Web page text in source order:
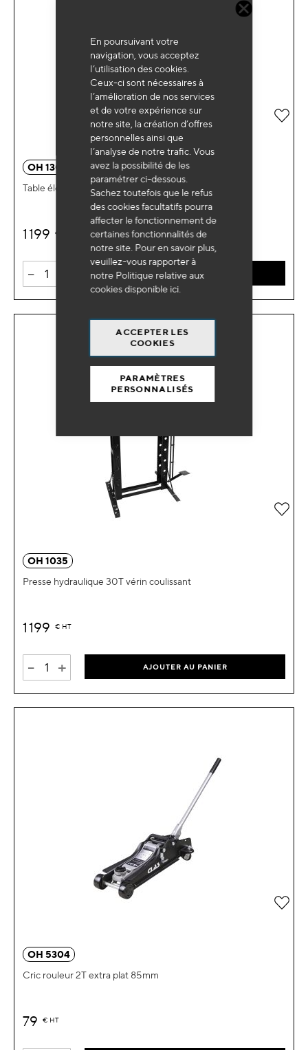
En poursuivant votre
navigation, vous acceptez
l’utilisation des cookies.
Ceux-ci sont nécessaires à
l’amélioration de nos services
et de votre expérience sur
notre site, la création d’offres
personnelles ainsi que
l’analyse de notre trafic. Vous
avez la possibilité de les
paramétrer ci-dessous.
Sachez toutefois que le refus
des cookies facultatifs pourra
affecter le fonctionnement de
certaines fonctionnalités de
notre site. Pour en savoir plus,
veuillez-vous rapporter à
notre Politique relative aux
cookies disponible ici
ACCEPTER LES
COOKIES
PARAMÈTRES
PERSONNALISÉS
OH 1300
Table élévatrice double ciseaux 500kg
1 199 €
- AJOUTER AU PANIER
OH 1035
Presse hydraulique 30T vérin coulissant
1 199 € HT
- + AJOUTER AU PANIER
OH 5304
Cric rouleur 2T extra plat 85mm
79 € HT